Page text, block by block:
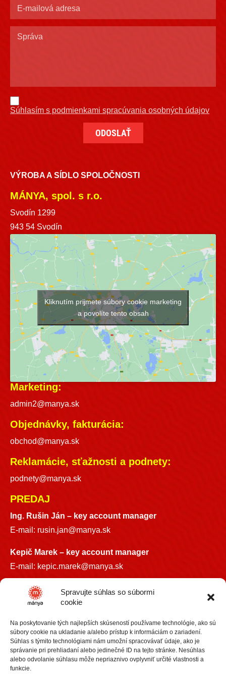
Spravujte súhlas so súbormi
cookie
Na poskytovanie tých najlepších skúseností používame technológie, ako sú
súbory cookie na ukladanie a/alebo prístup k informáciám o zariadení.
Súhlas s týmito technológiami nám umožní spracovávať údaje, ako je
správanie pri prehliadaní alebo jedinečné ID na tejto stránke. Nesúhlas
alebo odvolanie súhlasu môže nepriaznivo ovplyvniť určité vlastnosti a
funkcie.
Súhlasím s podmienkami spracúvania osobných údajov
VÝROBA A SÍDLO SPOLOČNOSTI
MÁNYA, spol. s r.o.
Svodín 1299
943 54 Svodín
Kliknutím prijmete súbory cookie marketing
a povolíte tento obsah
Marketing:
admin2@manya.sk
Objednávky, fakturácia:
obchod@manya.sk
Reklamácie, sťažnosti a podnety:
podnety@manya.sk
PREDAJ
Ing. Rušin Ján – key account manager
E-mail: rusin.jan@manya.sk
Kepič Marek – key account manager
E-mail: kepic.marek@manya.sk
+421 918 841899
info@manya.sk